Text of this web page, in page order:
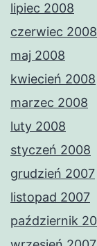
lipiec 2008
czerwiec 2008
maj 2008
kwiecień 2008
marzec 2008
luty 2008
styczeń 2008
grudzień 2007
listopad 2007
październik